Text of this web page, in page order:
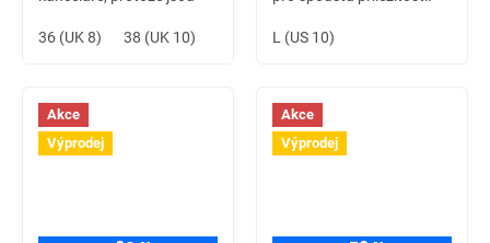
celodenní nošení.
36 (UK 8) 38 (UK 10) 42 (UK 14)koncertu či divadla.
L (US 10)
Akce
Výprodej
Akce
Výprodej